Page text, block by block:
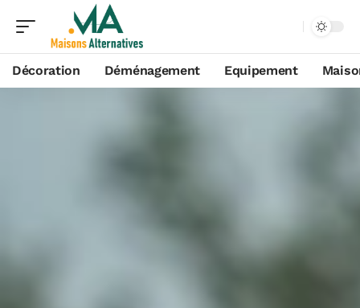
Décoration Déménagement Equipement